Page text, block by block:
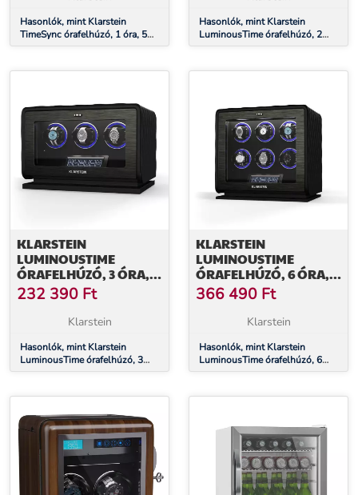
Hasonlók, mint Klarstein
TimeSync órafelhúzó, 1 óra, 5
üzemmód, 3 irány, vegán,
Hasonlók, mint Klarstein
LuminousTime órafelhúzó, 2
óra, sok beállítás, LED, 10 dB
KLARSTEIN
LUMINOUSTIME
ÓRAFELHÚZÓ, 3 ÓRA,
SOK BEÁLLÍTÁS, LED,
10 DB
232 390 Ft
Klarstein
Hasonlók, mint Klarstein
LuminousTime órafelhúzó, 3
óra, sok beállítás, LED, 10 dB
KLARSTEIN
LUMINOUSTIME
ÓRAFELHÚZÓ, 6 ÓRA,
SOK BEÁLLÍTÁS, LED,
10 DB
366 490 Ft
Klarstein
Hasonlók, mint Klarstein
LuminousTime órafelhúzó, 6
óra, sok beállítás, LED, 10 dB